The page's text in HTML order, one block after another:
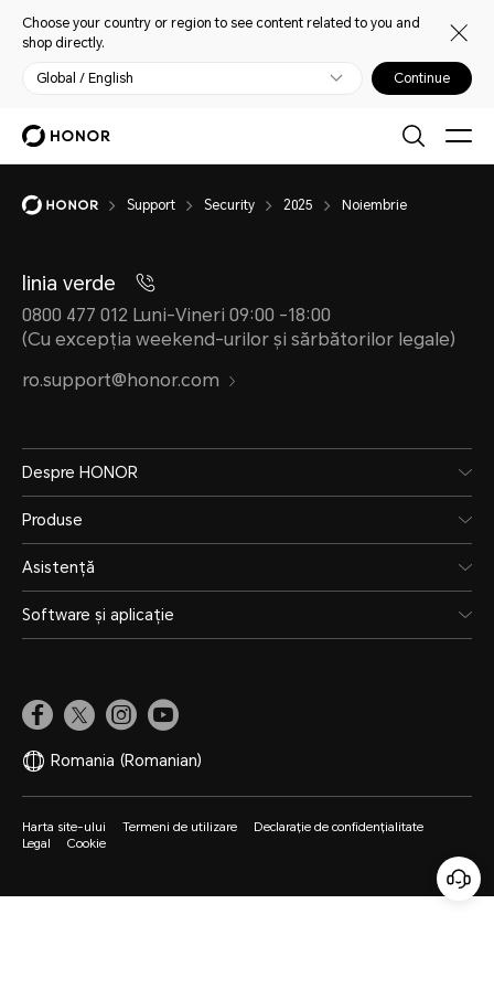
Choose your country or region to see content related to you and
shop directly.
Global / English Continue
Support Security 2025 Noiembrie
linia verde
0800 477 012 Luni-Vineri 09:00 -18:00
(Cu excepția weekend-urilor și sărbătorilor legale)
ro.support@honor.com
Despre HONOR
Produse
Asistență
Software și aplicație
Romania (Romanian)
Harta site-ului Termeni de utilizare
Declarație de confidențialitate
Legal
Cookie